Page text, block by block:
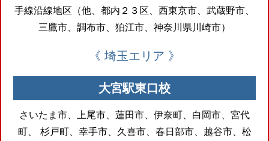
手線沿線地区（他、都内２３区、西東京市、武蔵野市、
三鷹市、調布市、狛江市、神奈川県川崎市）
《 埼玉エリア 》
大宮駅東口校
さいたま市、上尾市、蓮田市、伊奈町、白岡市、宮代
町、
杉戸町、幸手市、久喜市、春日部市、越谷市、松